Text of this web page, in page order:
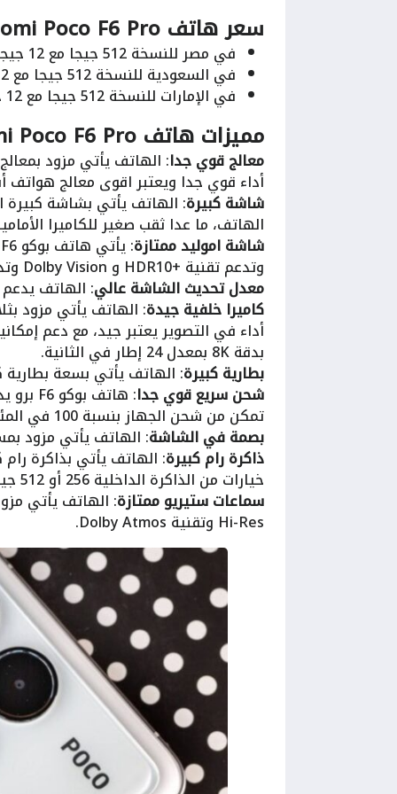
سعر هاتف Xiaomi Poco F6 Pro
في مصر للنسخة 512 جيجا مع 12 جيجا رام بسعر 25500 جنية ( ضمان دولي ).
في السعودية للنسخة 512 جيجا مع 12 جيجا رام بسعر 1950 ريال.
في الإمارات للنسخة 512 جيجا مع 12 جيجا رام بسعر 1650 درهم.
مميزات هاتف Xiaomi Poco F6 Pro
معالج قوي جدا
أداء قوي جدا ويعتبر اقوى معالج هواتف أندرويد
شاشة كبيرة
الهاتف، ما عدا ثقب صغير للكاميرا
شاشة اموليد ممتازة
وتدعم تقنية +HDR10 و Dolby Vision وتدعم درجة سطوع عالية جدا تصل حتى 4000 شمعة.
معدل تحديث الشاشة عالي: الهاتف يدعم
كاميرا خلفية جيدة
بدقة 8K بمعدل 24 إطار في الثانية.
بطارية كبيرة: الهاتف يأتي بسعة بطارية كبيرة (5000
شحن سريع قوي جدا
تمكن من شحن الجهاز بنسبة 100 في المئة خلال 19 دقيقة فقط.
بصمة في الشاشة: الهاتف يأتي مزود
ذاكرة رام كبيرة
خيارات من الذاكرة الداخلية 256 أو 512 جيجابايت أو 1 تيرابايت.
سماعات ستيريو ممتازة: الهاتف يأتي
Hi-Res وتقنية Dolby Atmos.